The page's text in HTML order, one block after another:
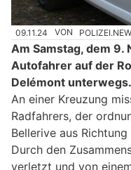
09.11.24 VON
Am Samstag, dem
Autofahrer auf der
Delémont unterwegs.
An einer Kreuzung
Radfahrers, der
Bellerive aus
Durch den
verletzt und von